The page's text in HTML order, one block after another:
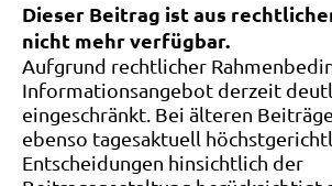
Dieser Beitrag ist aus
nicht mehr verfügbar.
Aufgrund rechtlicher
Informationsangebot derzeit
eingeschränkt. Bei älteren
ebenso tagesaktuell
Entscheidungen hinsichtlich der